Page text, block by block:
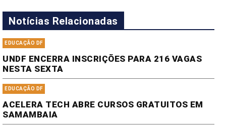
Notícias Relacionadas
EDUCAÇÃO DF
UNDF ENCERRA INSCRIÇÕES PARA 216 VAGAS
NESTA SEXTA
EDUCAÇÃO DF
ACELERA TECH ABRE CURSOS GRATUITOS EM
SAMAMBAIA